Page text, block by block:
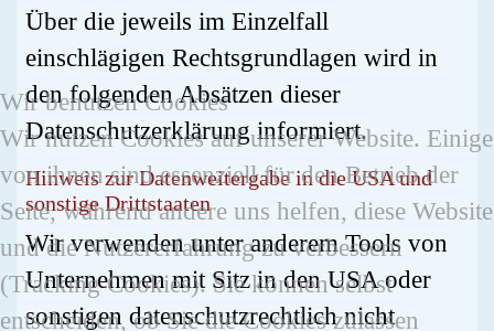
Über die jeweils im Einzelfall
einschlägigen Rechtsgrundlagen wird in
den folgenden Absätzen dieser
Datenschutzerklärung informiert.
Hinweis zur Datenweitergabe in die USA und
sonstige Drittstaaten
Wir verwenden unter anderem Tools von
Unternehmen mit Sitz in den USA oder
sonstigen datenschutzrechtlich nicht
Wir benutzen Cookies
Wir nutzen Cookies auf unserer Website. Einige
von ihnen sind essenziell für den Betrieb der
Seite, während andere uns helfen, diese Website
und die Nutzererfahrung zu verbessern
(Tracking Cookies). Sie können selbst
entscheiden, ob Sie die Cookies zulassen